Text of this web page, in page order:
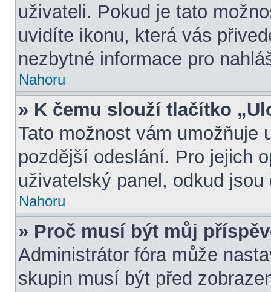
uživateli. Pokud je tato
uvidíte ikonu, která vás
nezbytné informace pro
Nahoru
» K čemu slouží tlačítko
Tato možnost vám umožňuje
pozdější odeslání. Pro jejich
uživatelský panel, odkud
Nahoru
» Proč musí být můj
Administrátor fóra může
skupin musí být před